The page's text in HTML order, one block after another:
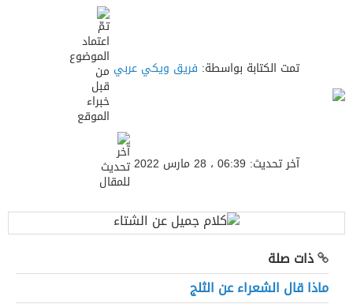
تمت الكتابة بواسطة: فريق ويكي عربي
آخر تحديث: 06:39 ، 28 مارس 2022
ذات صلة
ماذا قال الشعراء عن الثلج